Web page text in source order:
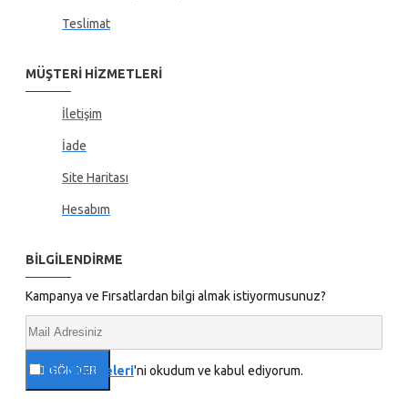
Teslimat
MÜŞTERI HIZMETLERI
İletişim
İade
Site Haritası
Hesabım
BILGILENDIRME
Kampanya ve Fırsatlardan bilgi almak istiyormusunuz?
GÖNDER
Gizlilik İlkeleri'ni okudum ve kabul ediyorum.